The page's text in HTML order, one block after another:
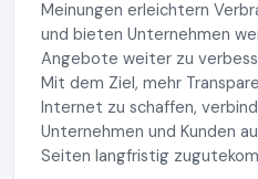
Meinungen erleichtern
und bieten Unternehmen
Angebote weiter zu
Mit dem Ziel, mehr
Internet zu schaffen,
Unternehmen und Kunden
Seiten langfristig